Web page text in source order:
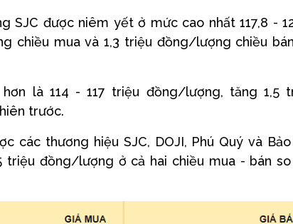
SJC được niêm yết ở mức cao nhất 117,8 -
chiều mua và 1,3 triệu đồng/lượng chiều
là 114 - 117 triệu đồng/lượng, tăng 1,5
trước.
các thương hiệu SJC, DOJI, Phú Quý và
triệu đồng/lượng ở cả hai chiều mua - bán